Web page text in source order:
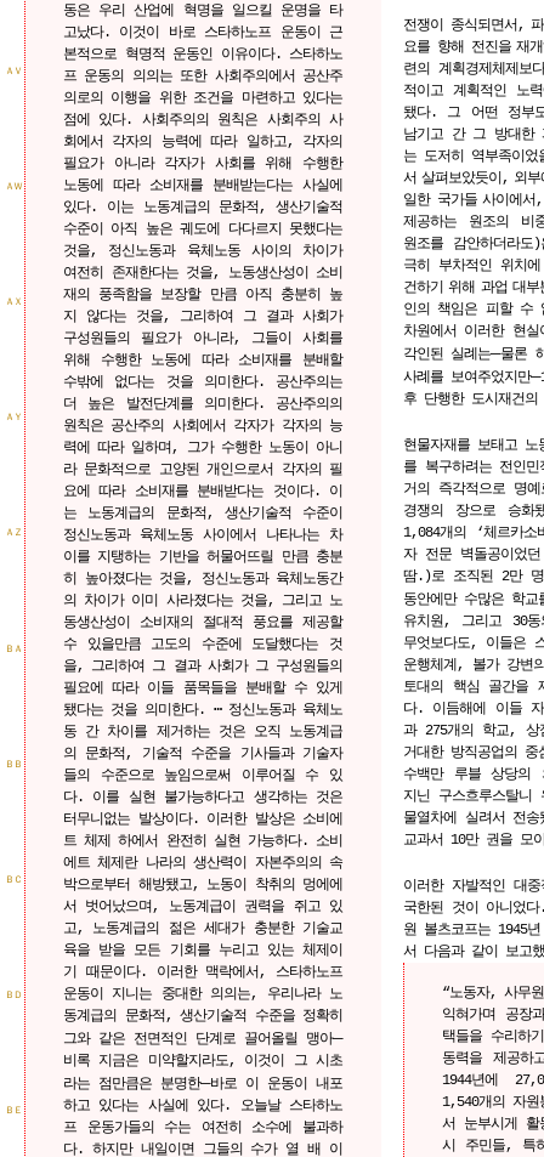
ＡＶ
ＡＷ
ＡＸ
ＡＹ
ＡＺ
ＢＡ
ＢＢ
ＢＣ
ＢＤ
ＢＥ
동은 우리 산업에 혁명을 일으킬 운명을 타
고났다. 이것이 바로 스타하노프 운동이 근
본적으로 혁명적 운동인 이유이다. 스타하노
프 운동의 의의는 또한 사회주의에서 공산주
의로의 이행을 위한 조건을 마련하고 있다는
점에 있다. 사회주의의 원칙은 사회주의 사
회에서 각자의 능력에 따라 일하고, 각자의
필요가 아니라 각자가 사회를 위해 수행한
노동에 따라 소비재를 분배받는다는 사실에
있다. 이는 노동계급의 문화적, 생산기술적
수준이 아직 높은 궤도에 다다르지 못했다는
것을, 정신노동과 육체노동 사이의 차이가
여전히 존재한다는 것을, 노동생산성이 소비
재의 풍족함을 보장할 만큼 아직 충분히 높
지 않다는 것을, 그리하여 그 결과 사회가
구성원들의 필요가 아니라, 그들이 사회를
위해 수행한 노동에 따라 소비재를 분배할
수밖에 없다는 것을 의미한다. 공산주의는
더 높은 발전단계를 의미한다. 공산주의의
원칙은 공산주의 사회에서 각자가 각자의 능
력에 따라 일하며, 그가 수행한 노동이 아니
라 문화적으로 고양된 개인으로서 각자의 필
요에 따라 소비재를 분배받다는 것이다. 이
는 노동계급의 문화적, 생산기술적 수준이
정신노동과 육체노동 사이에서 나타나는 차
이를 지탱하는 기반을 허물어뜨릴 만큼 충분
히 높아졌다는 것을, 정신노동과 육체노동간
의 차이가 이미 사라졌다는 것을, 그리고 노
동생산성이 소비재의 절대적 풍요를 제공할
수 있을만큼 고도의 수준에 도달했다는 것
을, 그리하여 그 결과 사회가 그 구성원들의
필요에 따라 이들 품목들을 분배할 수 있게
됐다는 것을 의미한다. ⋯ 정신노동과 육체노
동 간 차이를 제거하는 것은 오직 노동계급
의 문화적, 기술적 수준을 기사들과 기술자
들의 수준으로 높임으로써 이루어질 수 있
다. 이를 실현 불가능하다고 생각하는 것은
터무니없는 발상이다. 이러한 발상은 소비에
트 체제 하에서 완전히 실현 가능하다. 소비
에트 체제란 나라의 생산력이 자본주의의 속
박으로부터 해방됐고, 노동이 착취의 멍에에
서 벗어났으며, 노동계급이 권력을 쥐고 있
고, 노동계급의 젊은 세대가 충분한 기술교
육을 받을 모든 기회를 누리고 있는 체제이
기 때문이다. 이러한 맥락에서, 스타하노프
운동이 지니는 중대한 의의는, 우리나라 노
동계급의 문화적, 생산기술적 수준을 정확히
그와 같은 전면적인 단계로 끌어올릴 맹아─
비록 지금은 미약할지라도, 이것이 그 시초
라는 점만큼은 분명한─바로 이 운동이 내포
하고 있다는 사실에 있다. 오늘날 스타하노
프 운동가들의 수는 여전히 소수에 불과하
다. 하지만 내일이면 그들의 수가 열 배 이
전쟁이 종식되면서,
요를 향해 전진을 재
련의 계획경제체제보
적이고 계획적인 노
됐다. 그 어떤 정부
남기고 간 그 방대한
는 도저히 역부족이
서 살펴보았듯이, 외부
일한 국가들 사이에서
제공하는
원조의
비
원조를 감안하더라
극히 부차적인 위치
건하기
위해 과업 대부
인의 책임은 피할 수
차원에서 이러한 현
각인된 실례는─물론
사례를 보여주었지만─
후 단행한 도시재건
현물자재를 보태고 노
를 복구하려는 전인
거의 즉각적으로 명
경쟁의 장으로 승화
1,084개의 ‘체르카
자 전문 벽돌공이었
땀.)로 조직된 2만 명
동안에만 수많은 학교
유치원, 그리고 30
무엇보다도, 이들은
운행체계, 볼가 강변
토대의 핵심 골간을
다. 이듬해에 이들 자
과 275개의 학교, 상
거대한 방직공업의 중
수백만 루블 상당의
지닌 구스흐루스탈니
물열차에 실려서 전
교과서 10만 권을 모
이러한 자발적인 대
국한된 것이 아니었
원 볼츠코프는 1945
서 다음과 같이 보고
“노동자, 사무
익혀가며 공장
택들을 수리하
동력을 제공
1944년에
1,540개의 자원
서 눈부시게
시 주민들, 특